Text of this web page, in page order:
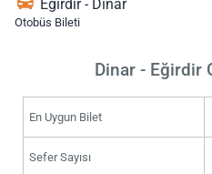
Eğirdir - Dinar
Otobüs Bileti
Dinar - Eğirdir
En Uygun Bilet
Sefer Sayısı